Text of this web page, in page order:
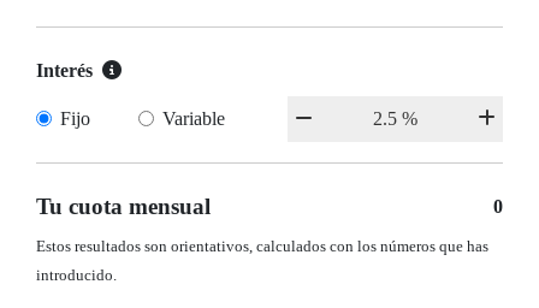
Interés
Fijo Variable
Tu cuota mensual 0
Estos resultados son orientativos, calculados con los números que has
introducido.